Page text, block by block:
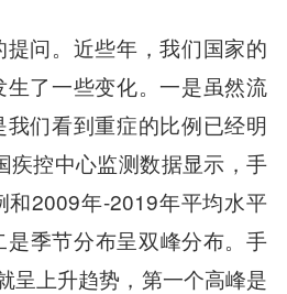
问。近些年，我们国家的
了一些变化。一是虽然流
们看到重症的比例已经明
疾控中心监测数据显示，手
和2009年-2019年平均水平
季节分布呈双峰分布。手
呈上升趋势，第一个高峰是